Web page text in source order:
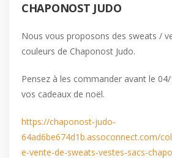
CHAPONOST JUDO
Nous vous proposons des sweats /
couleurs de Chaponost Judo.
Pensez à les commander avant le
vos cadeaux de noël.
https://chaponost-judo-
64ad6be674d1b.assoconnect.com/
e-vente-de-sweats-vestes-sacs-